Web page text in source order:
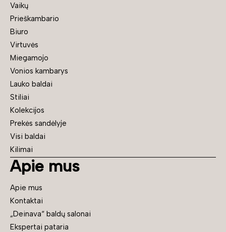
Vaikų
Prieškambario
Biuro
Virtuvės
Miegamojo
Vonios kambarys
Lauko baldai
Stiliai
Kolekcijos
Prekės sandėlyje
Visi baldai
Kilimai
Apie mus
Apie mus
Kontaktai
„Deinava“ baldų salonai
Ekspertai pataria